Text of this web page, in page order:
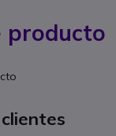
producto